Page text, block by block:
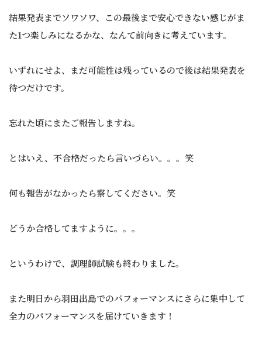
結果発表までソワソワ、この最後まで安心できない感じがま
た1つ楽しみになるかな、なんて前向きに考えています。
いずれにせよ、まだ可能性は残っているので後は結果発表を
待つだけです。
忘れた頃にまたご報告しますね。
とはいえ、不合格だったら言いづらい。。。笑
何も報告がなかったら察してください。笑
どうか合格してますように。。。
というわけで、調理師試験も終わりました。
また明日から羽田出島でのパフォーマンスにさらに集中して
全力のパフォーマンスを届けていきます！